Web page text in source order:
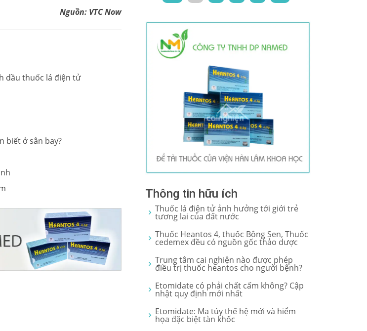
Nguồn: VTC Now
dầu thuốc lá điện tử
biết ở sân bay?
Thông tin hữu ích
Thuốc lá điện tử ảnh hưởng tới giới trẻ
tương lai của đất nước
Thuốc Heantos 4, thuốc Bông Sen, Thuốc
cedemex đều có nguồn gốc thảo dược
Trung tâm cai nghiện nào được phép
điều trị thuốc heantos cho người bệnh?
Etomidate có phải chất cấm không? Cập
nhật quy định mới nhất
Etomidate: Ma túy thế hệ mới và hiểm
họa đặc biệt tàn khốc